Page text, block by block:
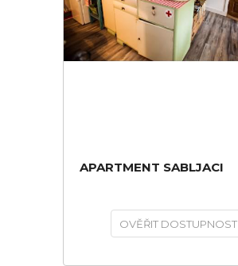
APARTMENT SABLJACI
OVĚŘIT DOSTUPNOST